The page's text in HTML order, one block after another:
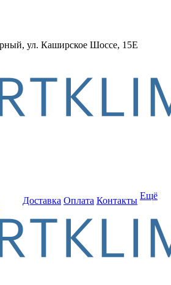
ул. Каширское Шоссе, 15Е
Доставка Оплата Контакты Ещё